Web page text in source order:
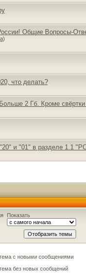
Общие Вопросы-
)
что делать?
2 Гб. Кроме
и "01" в разделе 1.1
Показать
с новыми сообщениями
без новых сообщений